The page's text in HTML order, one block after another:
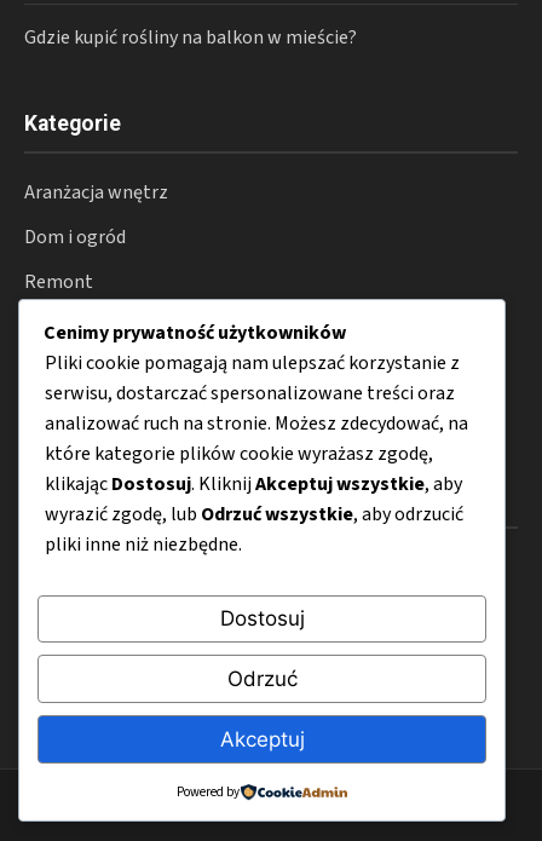
Gdzie kupić rośliny na balkon w mieście?
Kategorie
Aranżacja wnętrz
Dom i ogród
Remont
Oświetlenie
Smart home
Porady
Menu
Mapa strony
Polityka prywatności
© 2026 TargiHome-Design.pl
Cenimy prywatność użytkowników
Pliki cookie pomagają nam ulepszać korzystanie z
serwisu, dostarczać spersonalizowane treści oraz
analizować ruch na stronie. Możesz zdecydować, na
które kategorie plików cookie wyrażasz zgodę,
klikającDostosuj. KliknijAkceptuj wszystkie, aby
wyrazić zgodę, lub Odrzuć wszystkie, aby odrzucić
pliki inne niż niezbędne.
Dostosuj
Odrzuć
Akceptuj
Powered by